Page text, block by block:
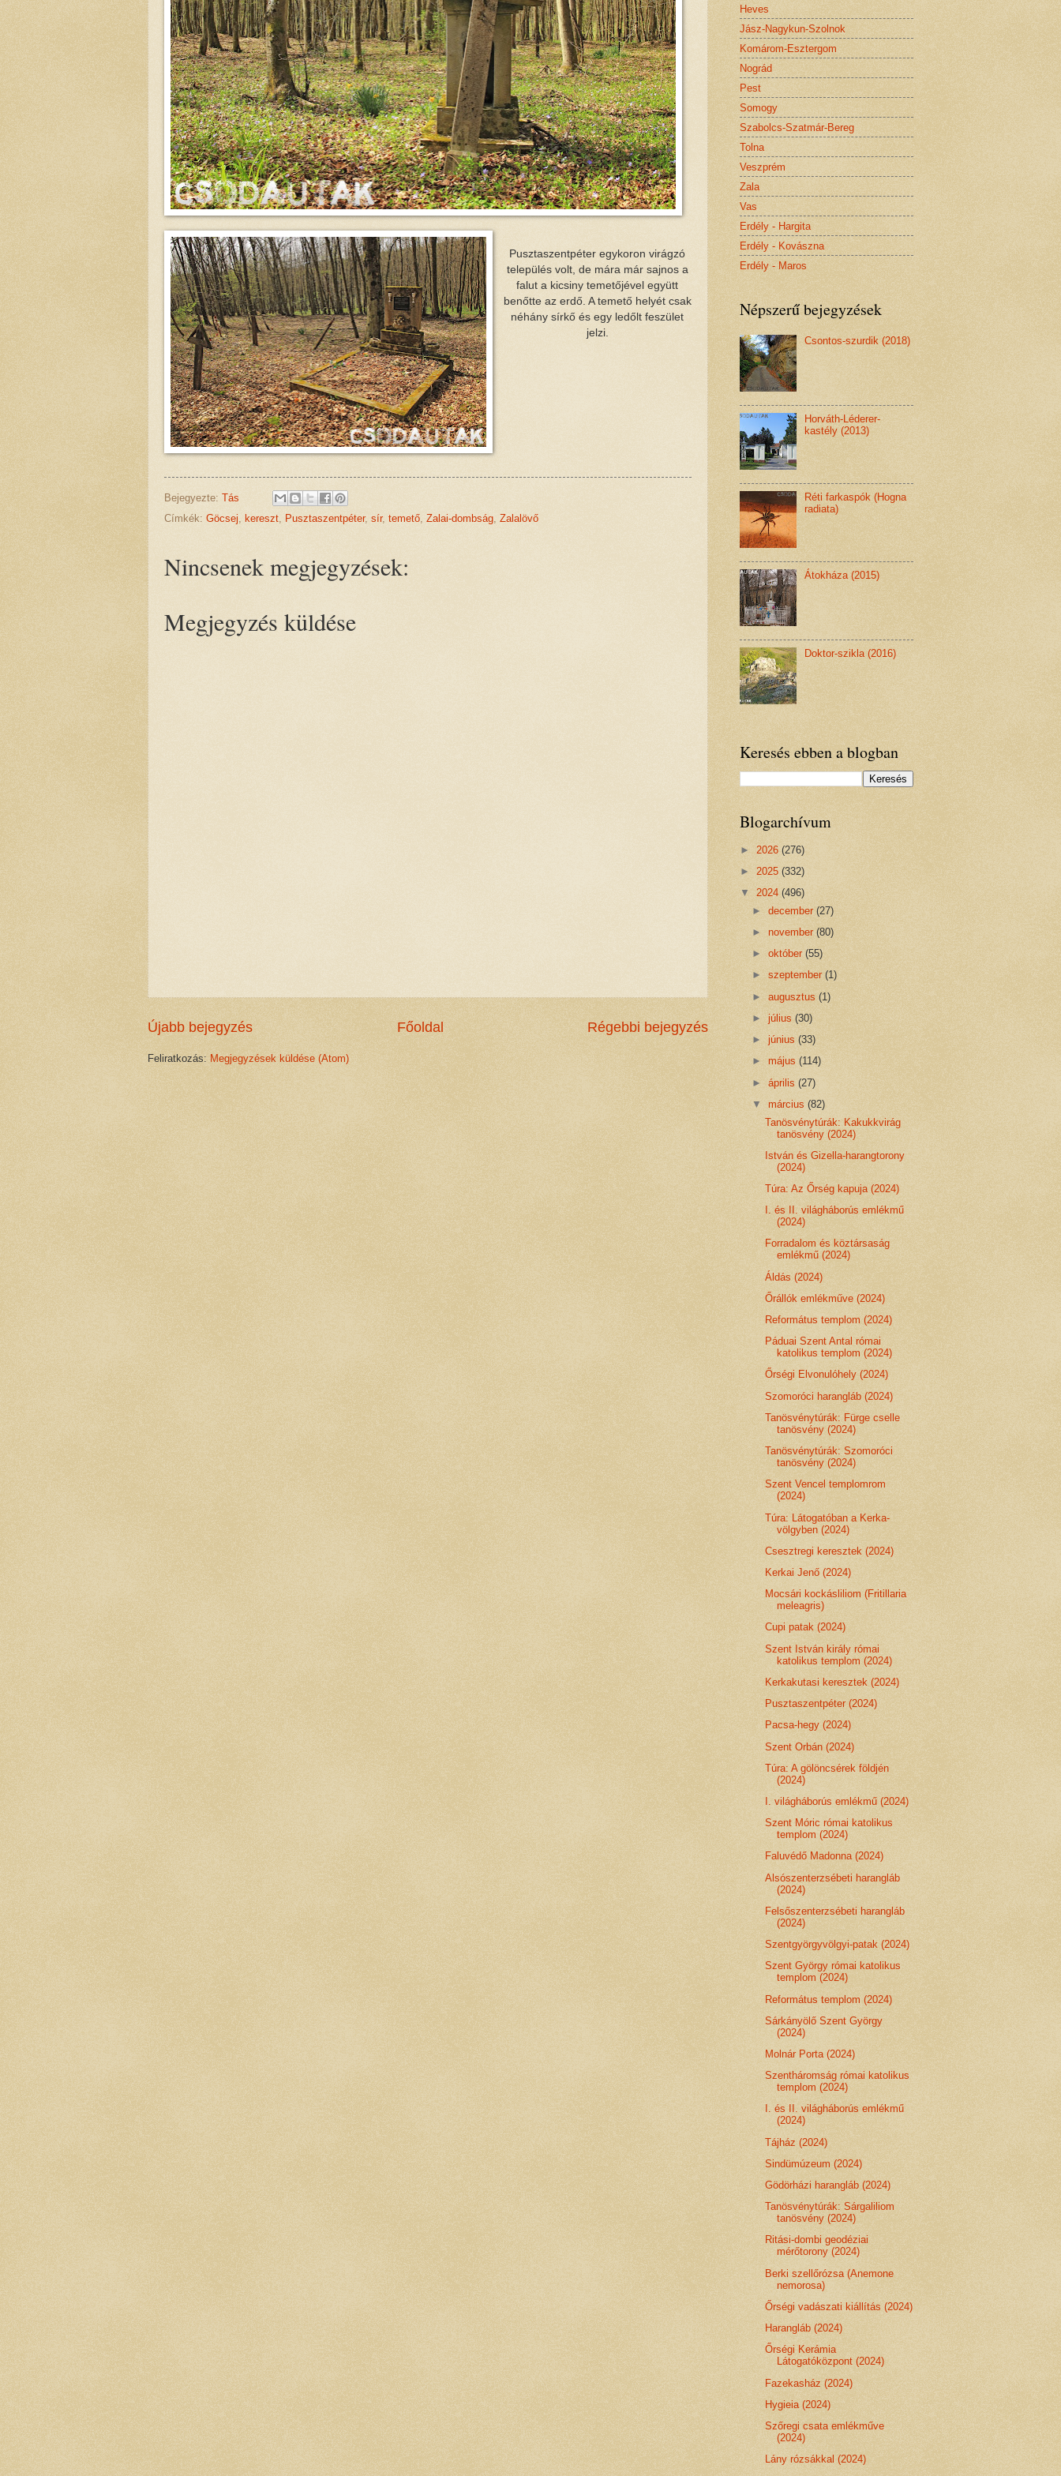
Pusztaszentpéter egykoron virágzó
település volt, de mára már sajnos a
falut a kicsiny temetőjével együtt
benőtte az erdő. A temető helyét csak
néhány sírkő és egy ledőlt feszület
jelzi.
Bejegyezte: Tás
Címkék: Göcsej, kereszt, Pusztaszentpéter, sír, temető, Zalai-dombság, Zalalövő
Nincsenek megjegyzések:
Megjegyzés küldése
Újabb bejegyzés Régebbi bejegyzés
Főoldal
Feliratkozás: Megjegyzések küldése (Atom)
Heves
Jász-Nagykun-Szolnok
Komárom-Esztergom
Nográd
Pest
Somogy
Szabolcs-Szatmár-Bereg
Tolna
Veszprém
Zala
Vas
Erdély - Hargita
Erdély - Kovászna
Erdély - Maros
Népszerű bejegyzések
Csontos-szurdik (2018)
Horváth-Léderer-
kastély (2013)
Réti farkaspók (Hogna
radiata)
Átokháza (2015)
Doktor-szikla (2016)
Keresés ebben a blogban
Blogarchívum
► 2026 (276)
► 2025 (332)
▼ 2024 (496)
►december(27)
►november(80)
►október(55)
►szeptember(1)
►augusztus(1)
►július(30)
► június(33)
►május(114)
►április(27)
▼ március(82)
Tanösvénytúrák: Kakukkvirág
tanösvény (2024)
István és Gizella-harangtorony
(2024)
Túra: Az Őrség kapuja (2024)
I. és II. világháborús emlékmű
(2024)
Forradalom és köztársaság
emlékmű (2024)
Áldás (2024)
Őrállók emlékműve (2024)
Református templom (2024)
Páduai Szent Antal római
katolikus templom (2024)
Őrségi Elvonulóhely (2024)
Szomoróci harangláb (2024)
Tanösvénytúrák: Fürge cselle
tanösvény (2024)
Tanösvénytúrák: Szomoróci
tanösvény (2024)
Szent Vencel templomrom
(2024)
Túra: Látogatóban a Kerka-
völgyben (2024)
Csesztregi keresztek (2024)
Kerkai Jenő (2024)
Mocsári kockásliliom (Fritillaria
meleagris)
Cupi patak (2024)
Szent István király római
katolikus templom (2024)
Kerkakutasi keresztek (2024)
Pusztaszentpéter (2024)
Pacsa-hegy (2024)
Szent Orbán (2024)
Túra: A gölöncsérek földjén
(2024)
I. világháborús emlékmű (2024)
Szent Móric római katolikus
templom (2024)
Faluvédő Madonna (2024)
Alsószenterzsébeti harangláb
(2024)
Felsőszenterzsébeti harangláb
(2024)
Szentgyörgyvölgyi-patak (2024)
Szent György római katolikus
templom (2024)
Református templom (2024)
Sárkányölő Szent György
(2024)
Molnár Porta (2024)
Szentháromság római katolikus
templom (2024)
I. és II. világháborús emlékmű
(2024)
Tájház (2024)
Sindümúzeum (2024)
Gödörházi harangláb (2024)
Tanösvénytúrák: Sárgaliliom
tanösvény (2024)
Ritási-dombi geodéziai
mérőtorony (2024)
Berki szellőrózsa (Anemone
nemorosa)
Őrségi vadászati kiállítás (2024)
Harangláb (2024)
Őrségi Kerámia
Látogatóközpont (2024)
Fazekasház (2024)
Hygieia (2024)
Szőregi csata emlékműve
(2024)
Lány rózsákkal (2024)